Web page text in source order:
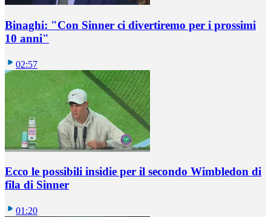
Binaghi: "Con Sinner ci divertiremo per i prossimi
10 anni"
02:57
Ecco le possibili insidie per il secondo Wimbledon di
fila di Sinner
01:20